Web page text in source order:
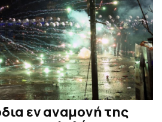
εν αναμονή της